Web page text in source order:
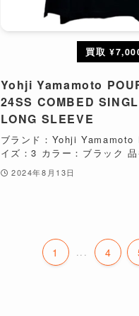
買取
Yohji Yamamoto
24SS COMBED
LONG SLEEVE
ブランド：Yohji Yamamoto
イズ：3 カラー：ブラック
2024年8月13日
1 ... 4